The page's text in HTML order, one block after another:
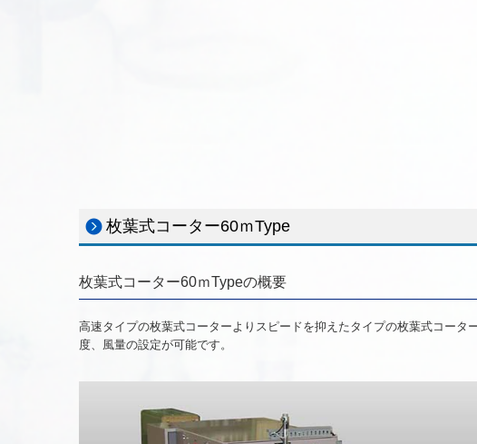
枚葉式コーター60ｍType
枚葉式コーター60ｍTypeの概要
高速タイプの枚葉式コーターよりスピードを抑えたタイプの枚葉式コー
度、風量の設定が可能です。